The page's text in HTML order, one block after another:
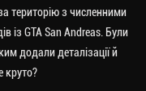
територію з численними
із GTA San Andreas. Були
додали деталізації й
круто?